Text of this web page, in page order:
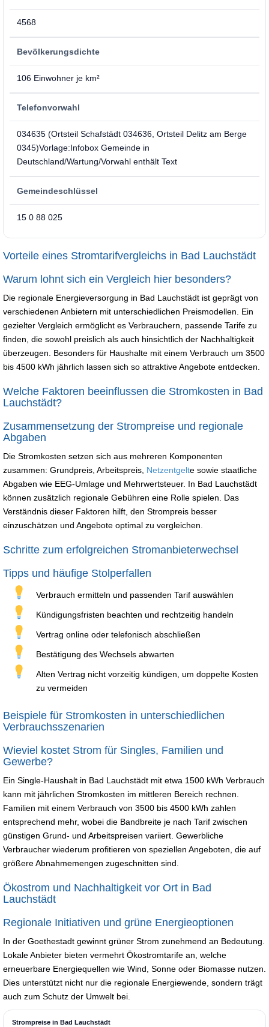
4568
Bevölkerungsdichte
106 Einwohner je km²
Telefonvorwahl
034635 (Ortsteil Schafstädt 034636, Ortsteil Delitz am Berge
0345)Vorlage:Infobox Gemeinde in
Deutschland/Wartung/Vorwahl enthält Text
Gemeindeschlüssel
15 0 88 025
Vorteile eines Stromtarifvergleichs in Bad Lauchstädt
Warum lohnt sich ein Vergleich hier besonders?
Die regionale Energieversorgung in Bad Lauchstädt ist geprägt von
verschiedenen Anbietern mit unterschiedlichen Preismodellen. Ein
gezielter Vergleich ermöglicht es Verbrauchern, passende Tarife zu
finden, die sowohl preislich als auch hinsichtlich der Nachhaltigkeit
überzeugen. Besonders für Haushalte mit einem Verbrauch um 3500
bis 4500 kWh jährlich lassen sich so attraktive Angebote entdecken.
Welche Faktoren beeinflussen die Stromkosten in Bad
Lauchstädt?
Zusammensetzung der Strompreise und regionale
Abgaben
Die Stromkosten setzen sich aus mehreren Komponenten
zusammen: Grundpreis, Arbeitspreis, Netzentgelte sowie staatliche
Abgaben wie EEG-Umlage und Mehrwertsteuer. In Bad Lauchstädt
können zusätzlich regionale Gebühren eine Rolle spielen. Das
Verständnis dieser Faktoren hilft, den Strompreis besser
einzuschätzen und Angebote optimal zu vergleichen.
Schritte zum erfolgreichen Stromanbieterwechsel
Tipps und häufige Stolperfallen
Verbrauch ermitteln und passenden Tarif auswählen
Kündigungsfristen beachten und rechtzeitig handeln
Vertrag online oder telefonisch abschließen
Bestätigung des Wechsels abwarten
Alten Vertrag nicht vorzeitig kündigen, um doppelte Kosten
zu vermeiden
Beispiele für Stromkosten in unterschiedlichen
Verbrauchsszenarien
Wieviel kostet Strom für Singles, Familien und
Gewerbe?
Ein Single-Haushalt in Bad Lauchstädt mit etwa 1500 kWh Verbrauch
kann mit jährlichen Stromkosten im mittleren Bereich rechnen.
Familien mit einem Verbrauch von 3500 bis 4500 kWh zahlen
entsprechend mehr, wobei die Bandbreite je nach Tarif zwischen
günstigen Grund- und Arbeitspreisen variiert. Gewerbliche
Verbraucher wiederum profitieren von speziellen Angeboten, die auf
größere Abnahmemengen zugeschnitten sind.
Ökostrom und Nachhaltigkeit vor Ort in Bad
Lauchstädt
Regionale Initiativen und grüne Energieoptionen
In der Goethestadt gewinnt grüner Strom zunehmend an Bedeutung.
Lokale Anbieter bieten vermehrt Ökostromtarife an, welche
erneuerbare Energiequellen wie Wind, Sonne oder Biomasse nutzen.
Dies unterstützt nicht nur die regionale Energiewende, sondern trägt
auch zum Schutz der Umwelt bei.
Strompreise in Bad Lauchstädt